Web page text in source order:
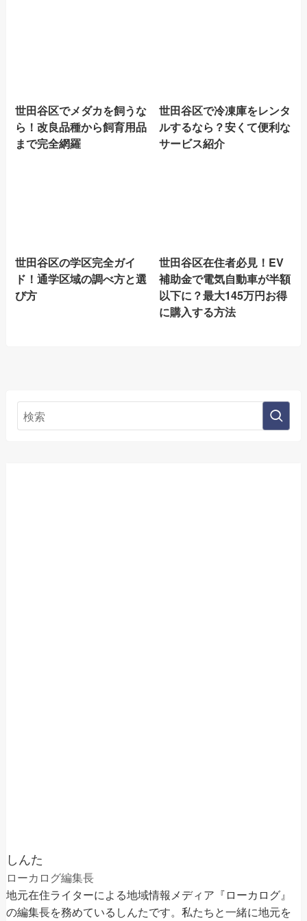
世田谷区でメダカを飼うな
ら！改良品種から飼育用品
まで完全網羅
世田谷区で冷凍庫をレンタ
ルするなら？安くて便利な
サービス紹介
世田谷区の学区完全ガイ
ド！通学区域の調べ方と選
び方
世田谷区在住者必見！EV
補助金で電気自動車が半額
以下に？最大145万円お得
に購入する方法
しんた
ローカログ編集長
地元在住ライターによる地域情報メディア『ローカログ』
の編集長を務めているしんたです。私たちと一緒に地元を